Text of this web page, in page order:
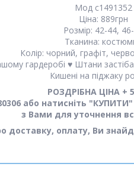
Мод с1491352
Ціна: 889грн
Розмір: 42-44,
Тканина:
Колір: чорний, графіт,
гардеробі ♥️ Штани
Кишені на піджаку
РОЗДРІБНА ЦІНА +
або натисніть
з Вами для уточнення
доставку, оплату, Ви